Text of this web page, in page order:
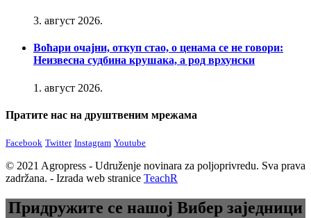
3. август 2026.
Воћари очајни, откуп стао, о ценама се не говори:
Неизвесна судбина крушака, а род врхунски
1. август 2026.
Пратите нас на друштвеним мрежама
Facebook Twitter Instagram Youtube
© 2021 Agropress - Udruženje novinara za poljoprivredu. Sva prava
zadržana. - Izrada web stranice TeachR
Придружите се нашој Вибер заједници